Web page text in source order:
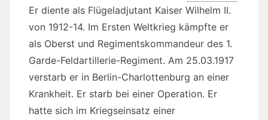
Er diente als Flügeladjutant Kaiser Wilhelm II.
von 1912-14. Im Ersten Weltkrieg kämpfte er
als Oberst und Regimentskommandeur des 1.
Garde-Feldartillerie-Regiment. Am 25.03.1917
verstarb er in Berlin-Charlottenburg an einer
Krankheit. Er starb bei einer Operation. Er
hatte sich im Kriegseinsatz einer